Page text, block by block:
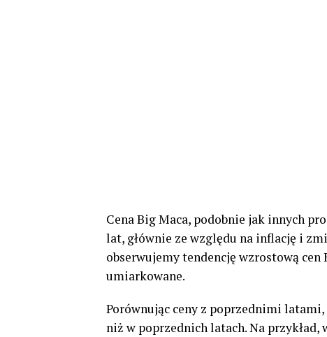
Cena Big Maca, podobnie jak innych
lat, głównie ze względu na inflację i
obserwujemy tendencję wzrostową
umiarkowane.
Porównując ceny z poprzednimi
niż w poprzednich latach. Na przykład,